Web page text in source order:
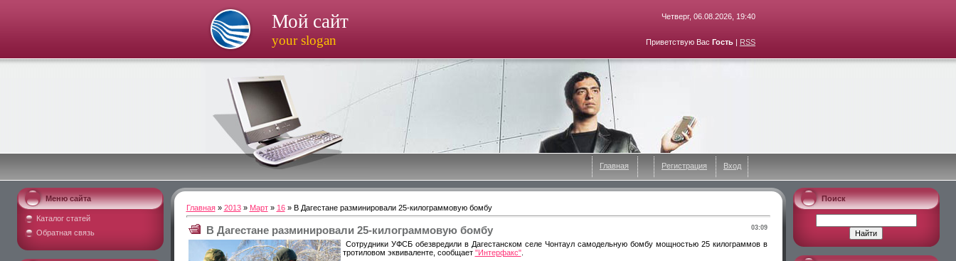
Мой сайт
your slogan
Четверг, 06.08.2026, 19:40
Приветствую Вас Гость | RSS
Главная Регистрация Вход
Меню сайта
Каталог статей
Обратная связь
Главная» 2013 » Март » 16» В Дагестане разминировали 25-килограммовую бомбу
03:09
В Дагестане разминировали 25-килограммовую бомбу
Сотрудники УФСБ обезвредили в Дагестанском селе Чонтаул самодельную бомбу мощностью 25 килограммов в
тротиловом эквиваленте, сообщает "Интерфакс".
Поиск